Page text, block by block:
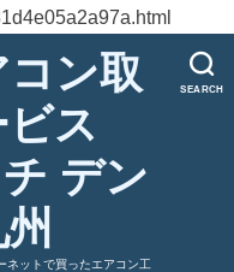
SEARCH
ン取
ビス
デン
ネットで買ったエアコン工